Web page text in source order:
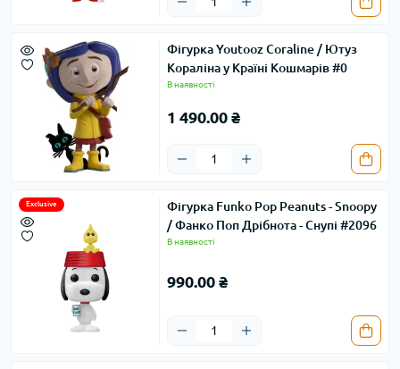
Фігурка Youtooz Coraline / Ютуз
Кораліна у Країні Кошмарів #0
В наявності
1 490.00 ₴
Exclusive
Фігурка Funko Pop Peanuts - Snoopy
/ Фанко Поп Дрібнота - Снупі #2096
В наявності
990.00 ₴